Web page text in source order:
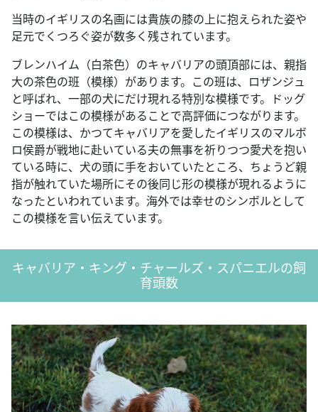
当時のイギリスの名画には貴族の膝の上に抱えられた姿や
足元でくつろぐ姿が数多く残されています。
ブレンハイム（白茶色）のキャバリアの頭頂部には、親指
大の茶色の班（模様）があります。この班は、ロザンジュ
と呼ばれ、一部の犬にだけ現れる特別な模様です。ドッグ
ショーではこの模様があることで高評価につながります。
この模様は、かつてキャバリアを愛したイギリスのマルボ
ロ侯爵が戦地に赴いている夫の無事を祈りつつ愛犬を抱い
ている時に、犬の頭に手をおいていたところ、ちょうど親
指が触れていた場所にその後同じ形の模様が現れるように
なったといわれています。海外では幸せのシンボルとして
この模様を言い伝えています。
キャバリア・キング・チャールズ・スパニエルの飼
育頭数